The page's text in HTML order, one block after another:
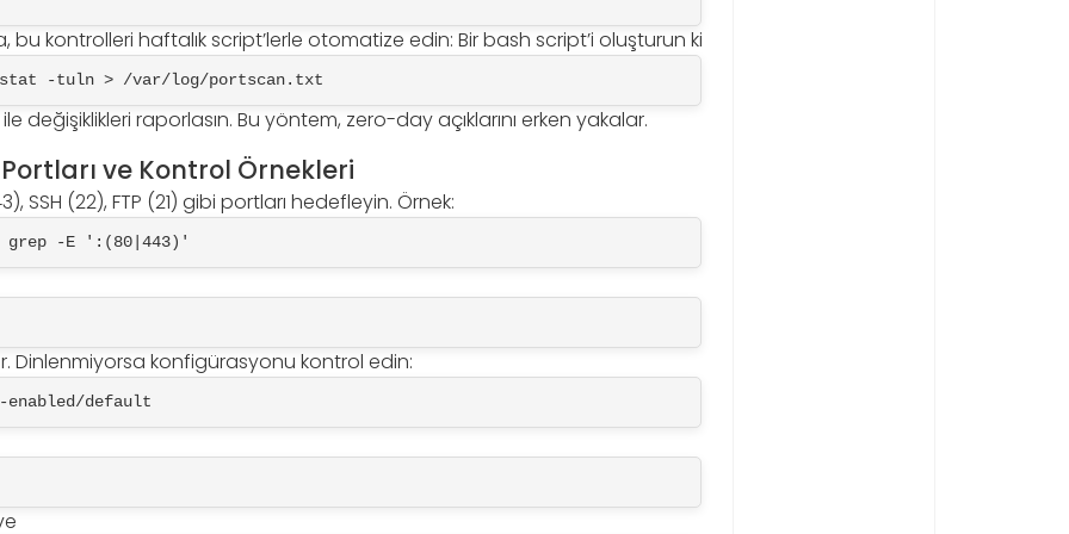
bu kontrolleri haftalık script’lerle otomatize edin: Bir bash script’i oluşturun ki
-tuln > /var/log/portscan.txt
değişiklikleri raporlasın. Bu yöntem, zero-day açıklarını erken yakalar.
ve Kontrol Örnekleri
SSH (22), FTP (21) gibi portları hedefleyin. Örnek:
-E ':(80|443)'
Dinlenmiyorsa konfigürasyonu kontrol edin:
default